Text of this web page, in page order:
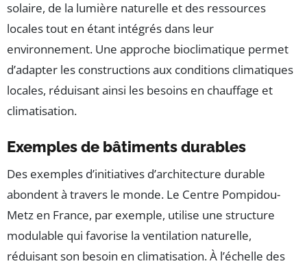
solaire, de la lumière naturelle et des ressources
locales tout en étant intégrés dans leur
environnement. Une approche bioclimatique permet
d’adapter les constructions aux conditions climatiques
locales, réduisant ainsi les besoins en chauffage et
climatisation.
Exemples de bâtiments durables
Des exemples d’initiatives d’architecture durable
abondent à travers le monde. Le Centre Pompidou-
Metz en France, par exemple, utilise une structure
modulable qui favorise la ventilation naturelle,
réduisant son besoin en climatisation. À l’échelle des